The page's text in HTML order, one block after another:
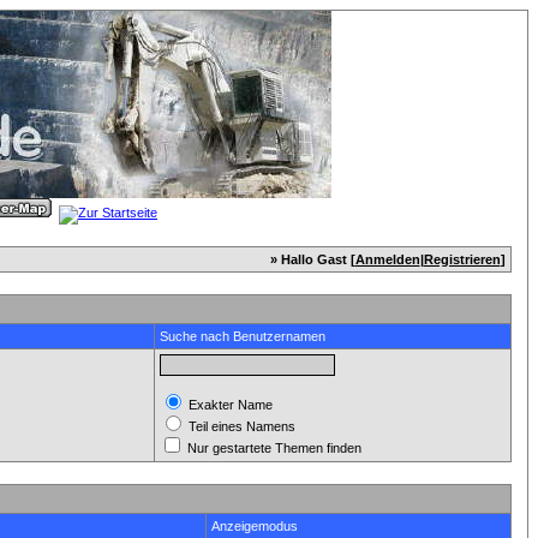
» Hallo Gast [Anmelden|Registrieren]
Suche nach Benutzernamen
Exakter Name
Teil eines Namens
Nur gestartete Themen finden
Anzeigemodus